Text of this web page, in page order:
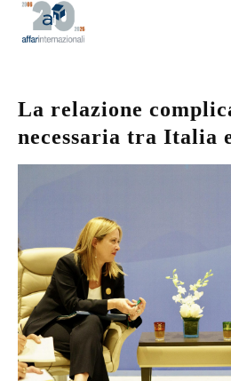
La relazione
necessaria tra Italia